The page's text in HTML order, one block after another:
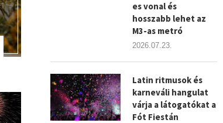
es vonal és
hosszabb lehet az
M3-as metró
2026.07.23.
Latin ritmusok és
karneváli hangulat
várja a látogatókat a
Fót Fiestán